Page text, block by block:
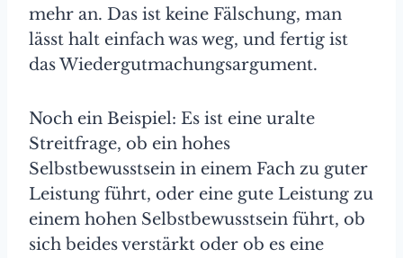
mehr an. Das ist keine Fälschung, man
lässt halt einfach was weg, und fertig ist
das Wiedergutmachungsargument.
Noch ein Beispiel: Es ist eine uralte
Streitfrage, ob ein hohes
Selbstbewusstsein in einem Fach zu guter
Leistung führt, oder eine gute Leistung zu
einem hohen Selbstbewusstsein führt, ob
sich beides verstärkt oder ob es eine